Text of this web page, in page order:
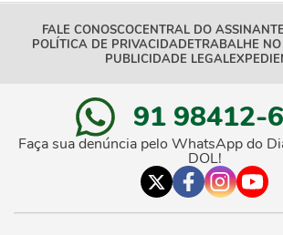
FALE CONOSCOCENTRAL DO
POLÍTICA DE PRIVACIDADETRABALHE
PUBLICIDADE LEGAL
91 98412-
Faça sua denúncia pelo WhatsApp do
DOL!